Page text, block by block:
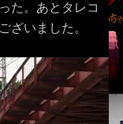
た。あとタレコ
ざいました。